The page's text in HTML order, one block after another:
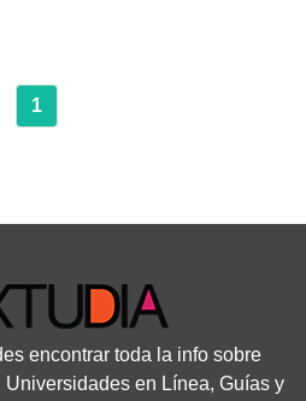
1
encontrar toda la info sobre
en Línea, Guías y